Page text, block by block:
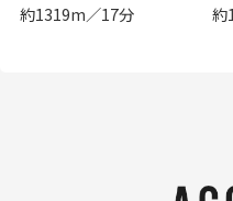
約1319m／17分 約